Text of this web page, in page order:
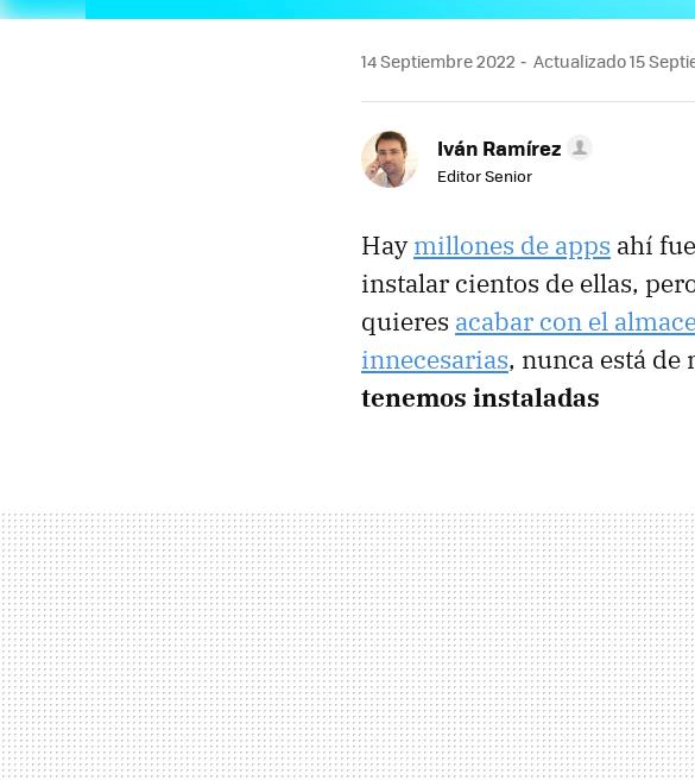
14 Septiembre 2022 Actualizado 15
Iván Ramírez
Editor Senior
Haymillones de apps ahí
instalar cientos de ellas,
quieres acabar con el
innecesarias, nunca está de
tenemos instaladas